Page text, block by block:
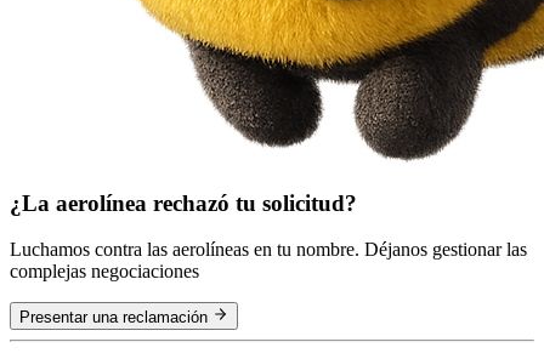
¿La aerolínea rechazó tu solicitud?
Luchamos contra las aerolíneas en tu nombre. Déjanos gestionar las
complejas negociaciones
Presentar una reclamación